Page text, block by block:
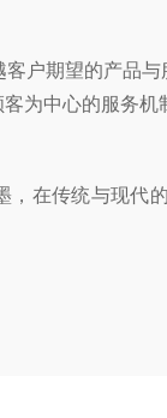
期望的产品与
为中心的服务
传统与现代的